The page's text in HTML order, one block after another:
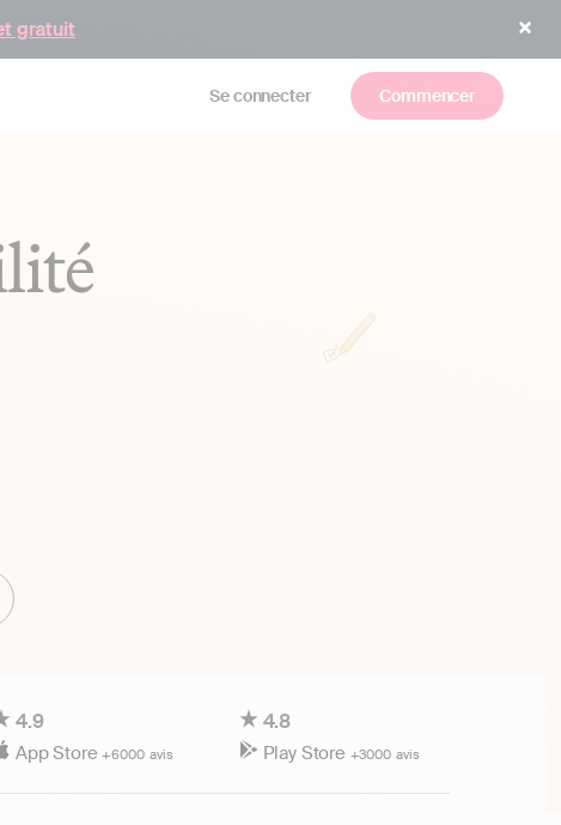
gratuit
Se connecter Commencer
4.9
App Store+6000 avis
4.8
Play Store +3000 avis